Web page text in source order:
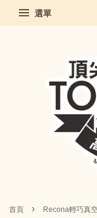
選單
首頁 › Recona輕巧真